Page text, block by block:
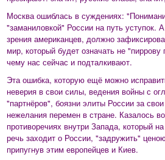
Москва ошиблась в суждениях:
"заманиловкой" России на путь уступок.
зрения американцев, должно
мир, который будет означать не
чему нас сейчас и подталкивают.
Эта ошибка, которую ещё можно
неверия в свои силы, ведения войны с
"партнёров", боязни элиты России за
нежелания перемен в стране. Казалось
противоречиях внутри Запада, который
речь заходит о России, "задружить"
припугнув этим европейцев и Киев.